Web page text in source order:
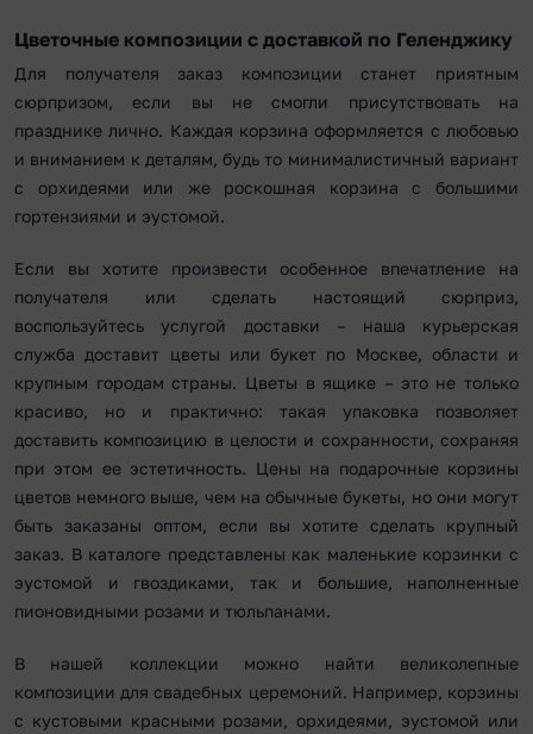
Цветочные композиции с доставкой по Геленджику
Для получателя заказ композиции станет приятным
сюрпризом, если вы не смогли присутствовать на
празднике лично. Каждая корзина оформляется с любовью
и вниманием к деталям, будь то минималистичный вариант
с орхидеями или же роскошная корзина с большими
гортензиями и эустомой.
Если вы хотите произвести особенное впечатление на
получателя или сделать настоящий сюрприз,
воспользуйтесь услугой доставки – наша курьерская
служба доставит цветы или букет по Москве, области и
крупным городам страны. Цветы в ящике – это не только
красиво, но и практично: такая упаковка позволяет
доставить композицию в целости и сохранности, сохраняя
при этом ее эстетичность. Цены на подарочные корзины
цветов немного выше, чем на обычные букеты, но они могут
быть заказаны оптом, если вы хотите сделать крупный
заказ. В каталоге представлены как маленькие корзинки с
эустомой и гвоздиками, так и большие, наполненные
пионовидными розами и тюльпанами.
В нашей коллекции можно найти великолепные
композиции для свадебных церемоний. Например, корзины
с кустовыми красными розами, орхидеями, эустомой или